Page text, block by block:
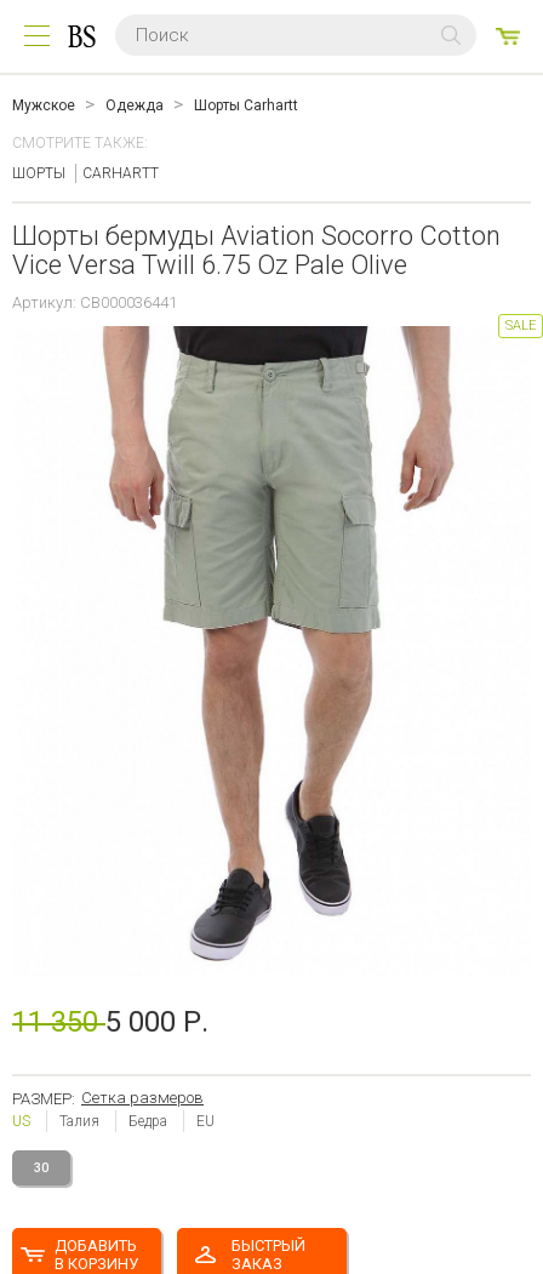
Мужское Одежда Шорты Carhartt
СМОТРИТЕ ТАКЖЕ:
ШОРТЫ
CARHARTT
Шорты бермуды Aviation Socorro Cotton
Vice Versa Twill 6.75 Oz Pale Olive
Артикул: CB000036441
SALE
11 3505 000 Р.
РАЗМЕР: Сетка размеров
US Талия Бедра EU
30
ДОБАВИТЬ
В КОРЗИНУ
БЫСТРЫЙ
ЗАКАЗ